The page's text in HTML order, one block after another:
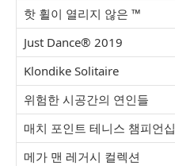
핫 휠이 열리지 않은 ™
Just Dance® 2019
Klondike Solitaire
위험한 시공간의 연인들
매치 포인트 테니스 챔피언십
메가 맨 레거시 컬렉션